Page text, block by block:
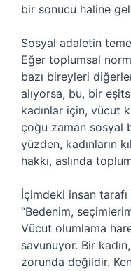
bir sonucu haline
Sosyal adaletin
Eğer toplumsal
bazı bireyleri
alıyorsa, bu, bir
kadınlar için, vücut
çoğu zaman sosyal
yüzden, kadınların
hakkı, aslında
İçimdeki insan
“Bedenim,
Vücut olumlama
savunuyor. Bir
zorunda değildir.